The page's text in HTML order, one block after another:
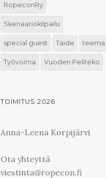
RopeconRy
Skenaariokilpailu
special guest Taide teema
Työvoima Vuoden Peliteko
TOIMITUS 2026
Anna-Leena Korpijärvi
Ota yhteyttä
viestinta@ropecon.fi